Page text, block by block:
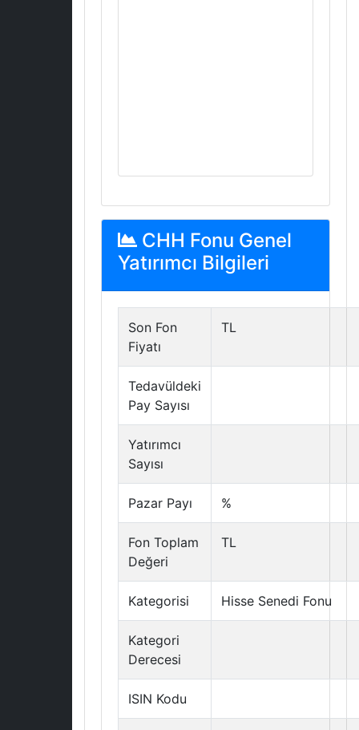
CHH Fonu Genel
Yatırımcı Bilgileri
Son Fon
Fiyatı
TL
Tedavüldeki
Pay Sayısı
Yatırımcı
Sayısı
Pazar Payı %
Fon Toplam
Değeri
TL
Kategorisi Hisse Senedi Fonu
Kategori
Derecesi
ISIN Kodu